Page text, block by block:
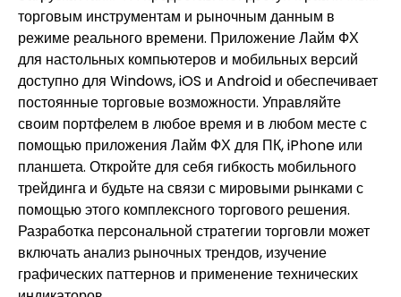
торговым инструментам и рыночным данным в
режиме реального времени. Приложение Лайм ФХ
для настольных компьютеров и мобильных версий
доступно для Windows, iOS и Android и обеспечивает
постоянные торговые возможности. Управляйте
своим портфелем в любое время и в любом месте с
помощью приложения Лайм ФХ для ПК, iPhone или
планшета. Откройте для себя гибкость мобильного
трейдинга и будьте на связи с мировыми рынками с
помощью этого комплексного торгового решения.
Разработка персональной стратегии торговли может
включать анализ рыночных трендов, изучение
графических паттернов и применение технических